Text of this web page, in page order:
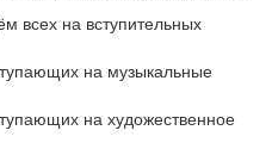
всех на вступительных
на музыкальные
на художественное